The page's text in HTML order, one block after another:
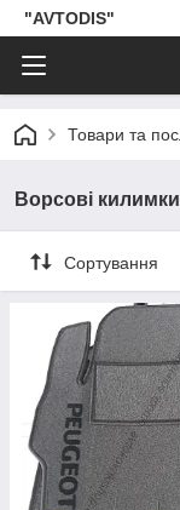
"AVTODIS"
Товари та
Ворсові
Сортування